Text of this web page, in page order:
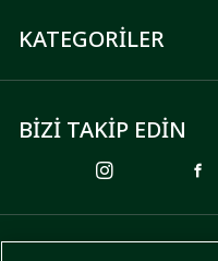
KATEGORİLER
BİZİ TAKİP EDİN